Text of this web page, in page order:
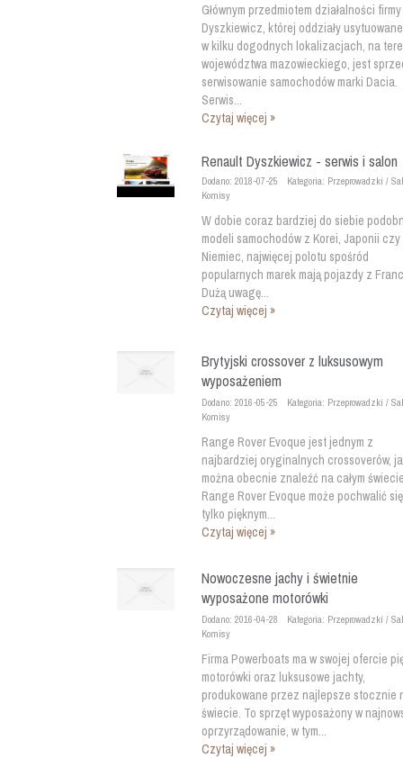
Głównym przedmiotem działalności firmy
Dyszkiewicz, której oddziały
w kilku dogodnych lokalizacjach, na
województwa mazowieckiego, jest
serwisowanie samochodów marki Dacia.
Serwis...
Czytaj więcej »
Renault Dyszkiewicz - serwis i salon
Dodano: 2018-07-25
Kategoria: Przeprowadzki /
Komisy
W dobie coraz bardziej do siebie
modeli samochodów z Korei, Japonii czy
Niemiec, najwięcej polotu spośród
popularnych marek mają pojazdy z
Dużą uwagę...
Czytaj więcej »
Brytyjski crossover z luksusowym
wyposażeniem
Dodano: 2016-05-25
Kategoria: Przeprowadzki /
Komisy
Range Rover Evoque jest jednym z
najbardziej oryginalnych crossoverów,
można obecnie znaleźć na całym
Range Rover Evoque może pochwalić
tylko pięknym...
Czytaj więcej »
Nowoczesne jachy i świetnie
wyposażone motorówki
Dodano: 2016-04-28
Kategoria: Przeprowadzki /
Komisy
Firma Powerboats ma w swojej ofercie
motorówki oraz luksusowe jachty,
produkowane przez najlepsze stocznie
świecie. To sprzęt wyposażony w
oprzyrządowanie, w tym...
Czytaj więcej »